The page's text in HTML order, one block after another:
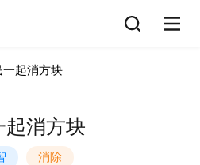
一起消方块
起消方块
消除